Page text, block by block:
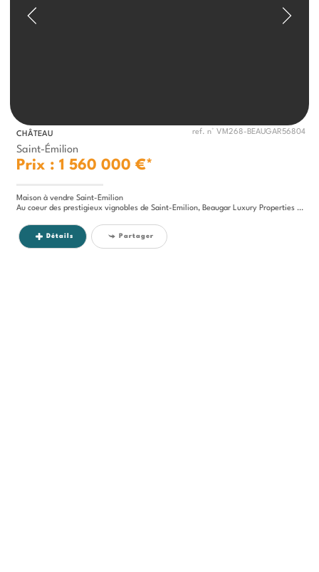
CHÂTEAU ref. n° VM268-BEAUGAR56804
Saint-Émilion
Prix : 1 560 000 €*
Maison à vendre Saint-Émilion
Au coeur des prestigieux vignobles de Saint-Emilion, Beaugar Luxury Properties vous invite à découvrir ce somptueux...
Détails Partager